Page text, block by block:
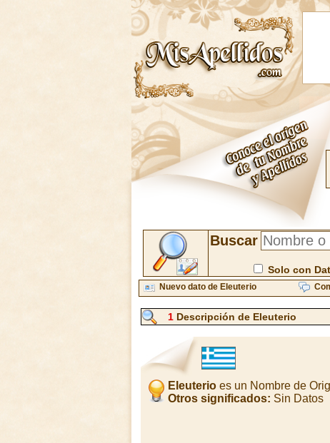
Buscar
Solo con
Nuevo dato de Eleuterio
1Descripción de Eleuterio
Eleuterio es un Nombre de
Otros significados: Sin Datos